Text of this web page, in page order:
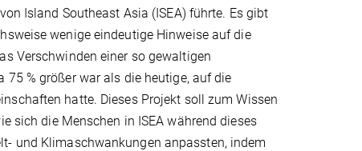
von Island Southeast Asia (ISEA) führte. Es gibt
wenige eindeutige Hinweise auf die
Verschwinden einer so gewaltigen
75 % größer war als die heutige, auf die
hatte. Dieses Projekt soll zum Wissen
sich die Menschen in ISEA während dieses
und Klimaschwankungen anpassten, indem